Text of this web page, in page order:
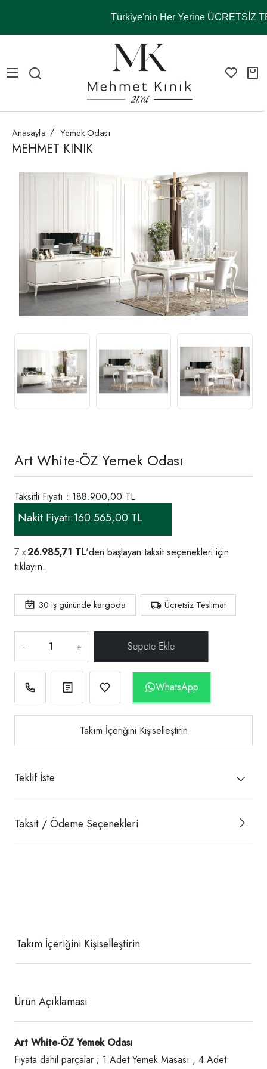
Türkiye'nin Her Yerine ÜCRETSİZ
Anasayfa Yemek Odası
MEHMET KINIK
Art White-ÖZ Yemek Odası
Taksitli Fiyatı : 188.900,00 TL
Nakit Fiyatı:160.565,00 TL
26.985,71 TL'den başlayan taksit seçenekleri için
tıklayın.
30 iş gününde kargoda Ücretsiz Teslimat
- +
WhatsApp
Takım İçeriğini Kişiselleştirin
Teklif İste
Taksit / Ödeme Seçenekleri
Takım İçeriğini Kişiselleştirin
Ürün Açıklaması
Art White-ÖZ Yemek Odası
Fiyata dahil parçalar ; 1 Adet Yemek Masası , 4 Adet